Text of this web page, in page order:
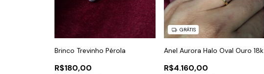
Brinco Trevinho Pérola
R$180,00
GRÁTIS
Anel Aurora Halo Oval Ouro 18k
R$4.160,00